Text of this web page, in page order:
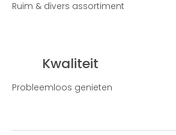
Ruim & divers assortiment
Kwaliteit
Probleemloos genieten